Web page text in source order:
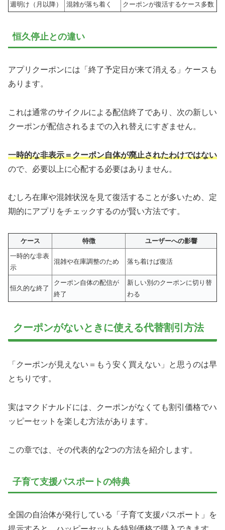
週明け（月以降）
混雑が落ち着く クーポンが復活するケース多数
恒久停止との違い
アプリクーポンには「終了予定日が来て消える」ケースも
あります。
これは通常のサイクルによる配信終了であり、次の新しい
クーポンが配信されるまでの入れ替えにすぎません。
一時的な非表示＝クーポン自体が廃止されたわけではない
ので、必要以上に心配する必要はありません。
むしろ在庫や混雑状況を見て復活することが多いため、定
期的にアプリをチェックするのが賢い方法です。
ケース 特徴
ユーザーへの影響
一時的な非表
示
混雑や在庫調整のため 落ち着けば復活
恒久的な終了
クーポン自体の配信が
終了
新しい別のクーポンに切り替
わる
クーポンがないときに使える代替割引方法
「クーポンが見えない＝もう安く買えない」と思うのは早
とちりです。
実はマクドナルドには、クーポンがなくても割引価格でハ
ッピーセットを楽しむ方法があります。
この章では、その代表的な2つの方法を紹介します。
子育て支援パスポートの特典
全国の自治体が発行している「子育て支援パスポート」を